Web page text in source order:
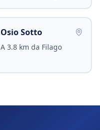
Osio Sotto
A 3.8 km da Filago